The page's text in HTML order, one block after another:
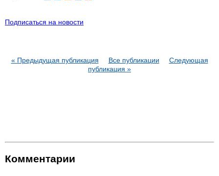
Подписаться на новости
« Предыдущая публикация Все публикации
Следующая
публикация »
Комментарии